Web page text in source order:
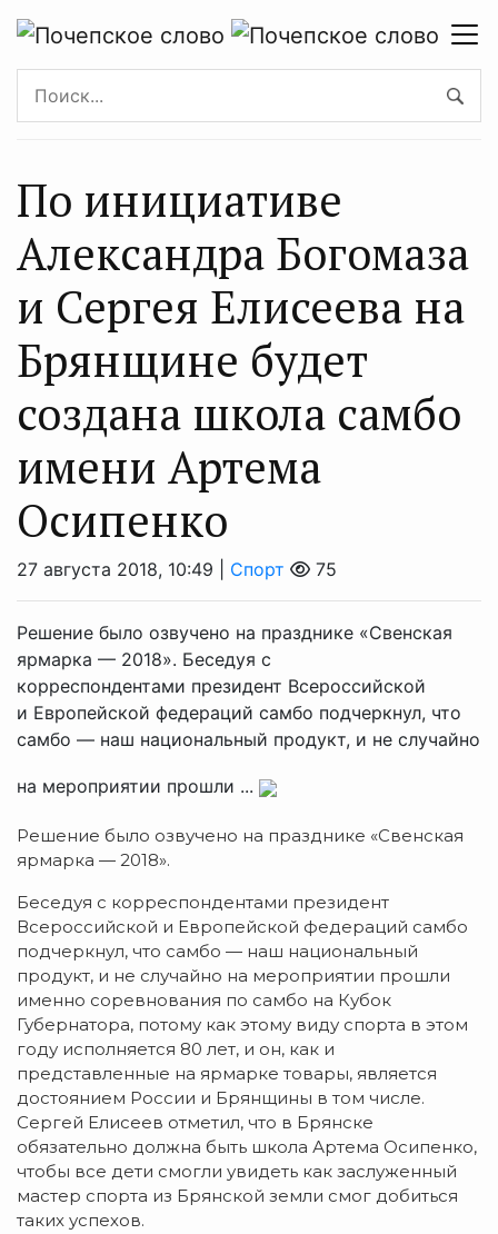
По инициативе
Александра Богомаза
и Сергея Елисеева на
Брянщине будет
создана школа самбо
имени Артема
Осипенко
27 августа 2018, 10:49 | Спорт 75
Решение было озвучено на празднике «Свенская
ярмарка — 2018». Беседуя с
корреспондентами президент Всероссийской
и Европейской федераций самбо подчеркнул, что
самбо — наш национальный продукт, и не случайно
на мероприятии прошли ...
Решение было озвучено на празднике «Свенская
ярмарка — 2018».
Беседуя с корреспондентами президент
Всероссийской и Европейской федераций самбо
подчеркнул, что самбо — наш национальный
продукт, и не случайно на мероприятии прошли
именно соревнования по самбо на Кубок
Губернатора, потому как этому виду спорта в этом
году исполняется 80 лет, и он, как и
представленные на ярмарке товары, является
достоянием России и Брянщины в том числе.
Сергей Елисеев отметил, что в Брянске
обязательно должна быть школа Артема Осипенко,
чтобы все дети смогли увидеть как заслуженный
мастер спорта из Брянской земли смог добиться
таких успехов.